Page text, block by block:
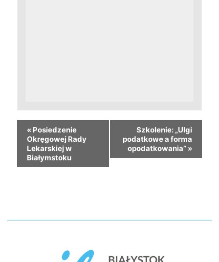
« Posiedzenie
Okręgowej Rady
Lekarskiej w
Białymstoku
Szkolenie: „Ulgi
podatkowe a forma
opodatkowania” »